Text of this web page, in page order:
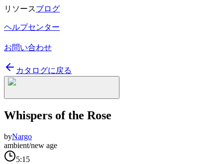
リソースブログ
ヘルプセンター
お問い合わせ
カタログに戻る
Whispers of the Rose
byNargo
ambient/new age
5:15